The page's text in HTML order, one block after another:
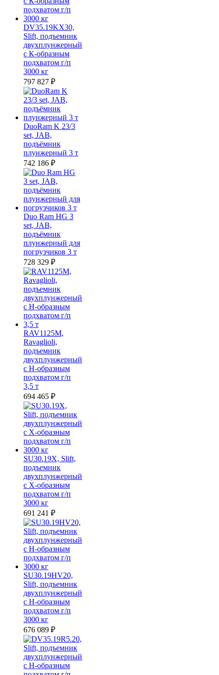
DV35.19KX30,
Slift, подъемник
двухплунжерный
с К-образным
подхватом г/п
3000 кг
797 827 ₽
DuoRam K 23/3
set, JAB,
подъёмник
плунжерный 3 т
742 186 ₽
Duo Ram HG 3
set, JAB,
подъёмник
плунжерный для
погрузчиков 3 т
728 329 ₽
RAV1125M,
Ravaglioli,
подъемник
двухплунжерный
с Н-образным
подхватом г/п
3,5 т
694 465 ₽
SU30.19X, Slift,
подъемник
двухплунжерный
с Х-образным
подхватом г/п
3000 кг
691 241 ₽
SU30.19HV20,
Slift, подъемник
двухплунжерный
с Н-образным
подхватом г/п
3000 кг
676 089 ₽